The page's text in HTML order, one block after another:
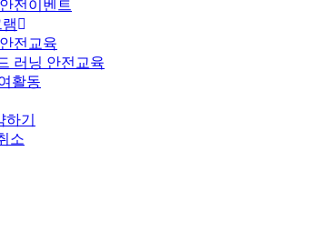
전이벤트
전교육
러닝 안전교육
활동
기
소